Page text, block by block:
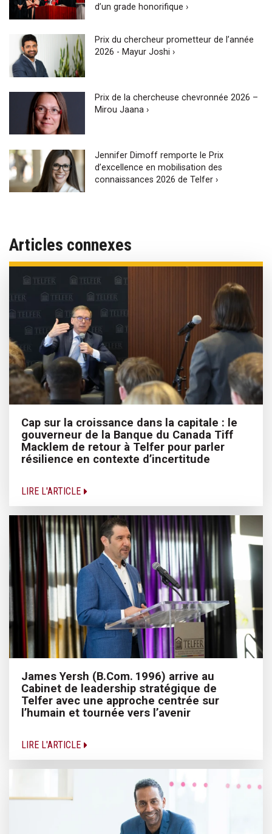
d’un grade honorifique ›
Prix du chercheur prometteur de l’année
2026 - Mayur Joshi ›
Prix de la chercheuse chevronnée 2026 –
Mirou Jaana ›
Jennifer Dimoff remporte le Prix
d’excellence en mobilisation des
connaissances 2026 de Telfer ›
Articles connexes
Cap sur la croissance dans la capitale : le
gouverneur de la Banque du Canada Tiff
Macklem de retour à Telfer pour parler
résilience en contexte d’incertitude
LIRE L'ARTICLE
James Yersh (B.Com. 1996) arrive au
Cabinet de leadership stratégique de
Telfer avec une approche centrée sur
l’humain et tournée vers l’avenir
LIRE L'ARTICLE